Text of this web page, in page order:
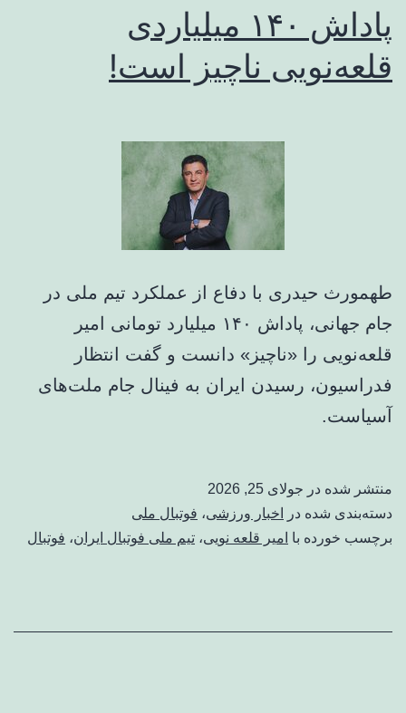
پاداش ۱۴۰ میلیاردی
قلعه‌نویی ناچیز است!
طهمورث حیدری با دفاع از عملکرد تیم ملی در
جام جهانی، پاداش ۱۴۰ میلیارد تومانی امیر
قلعه‌نویی را «ناچیز» دانست و گفت انتظار
فدراسیون، رسیدن ایران به فینال جام ملت‌های
آسیاست.
منتشر شده در جولای 25, 2026
دسته‌بندی شده در
اخبار ورزشی، فوتبال ملی
برچسب خورده با امیر قلعه نویی، تیم ملی فوتبال ایران، فوتبال